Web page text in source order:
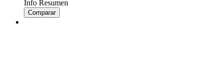
Info Resumen
Comparar